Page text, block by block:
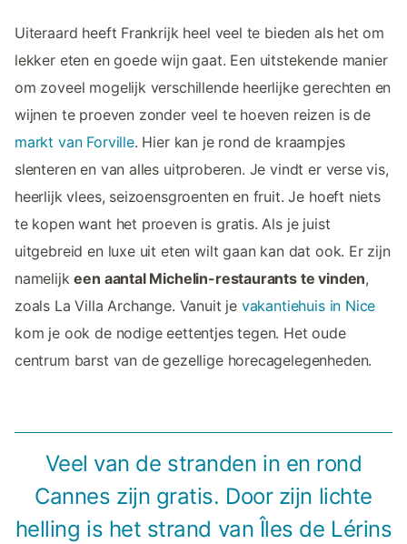
Uiteraard heeft Frankrijk heel veel te bieden als het om
lekker eten en goede wijn gaat. Een uitstekende manier
om zoveel mogelijk verschillende heerlijke gerechten en
wijnen te proeven zonder veel te hoeven reizen is de
markt van Forville. Hier kan je rond de kraampjes
slenteren en van alles uitproberen. Je vindt er verse vis,
heerlijk vlees, seizoensgroenten en fruit. Je hoeft niets
te kopen want het proeven is gratis. Als je juist
uitgebreid en luxe uit eten wilt gaan kan dat ook. Er zijn
namelijkeen aantal Michelin-restaurants te vinden,
zoals La Villa Archange. Vanuit je vakantiehuis in Nice
kom je ook de nodige eettentjes tegen. Het oude
centrum barst van de gezellige horecagelegenheden.
Veel van de stranden in en rond
Cannes zijn gratis. Door zijn lichte
helling is het strand van Îles de Lérins